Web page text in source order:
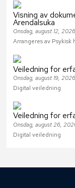
Visning av
Arendalsuka
Onsdag, august 12, 2026
Arrangeres av Psykisk
Veiledning for
Onsdag, august 19, 2026
Digital veiledning
Veiledning for
Onsdag, august 26,
Digital veiledning